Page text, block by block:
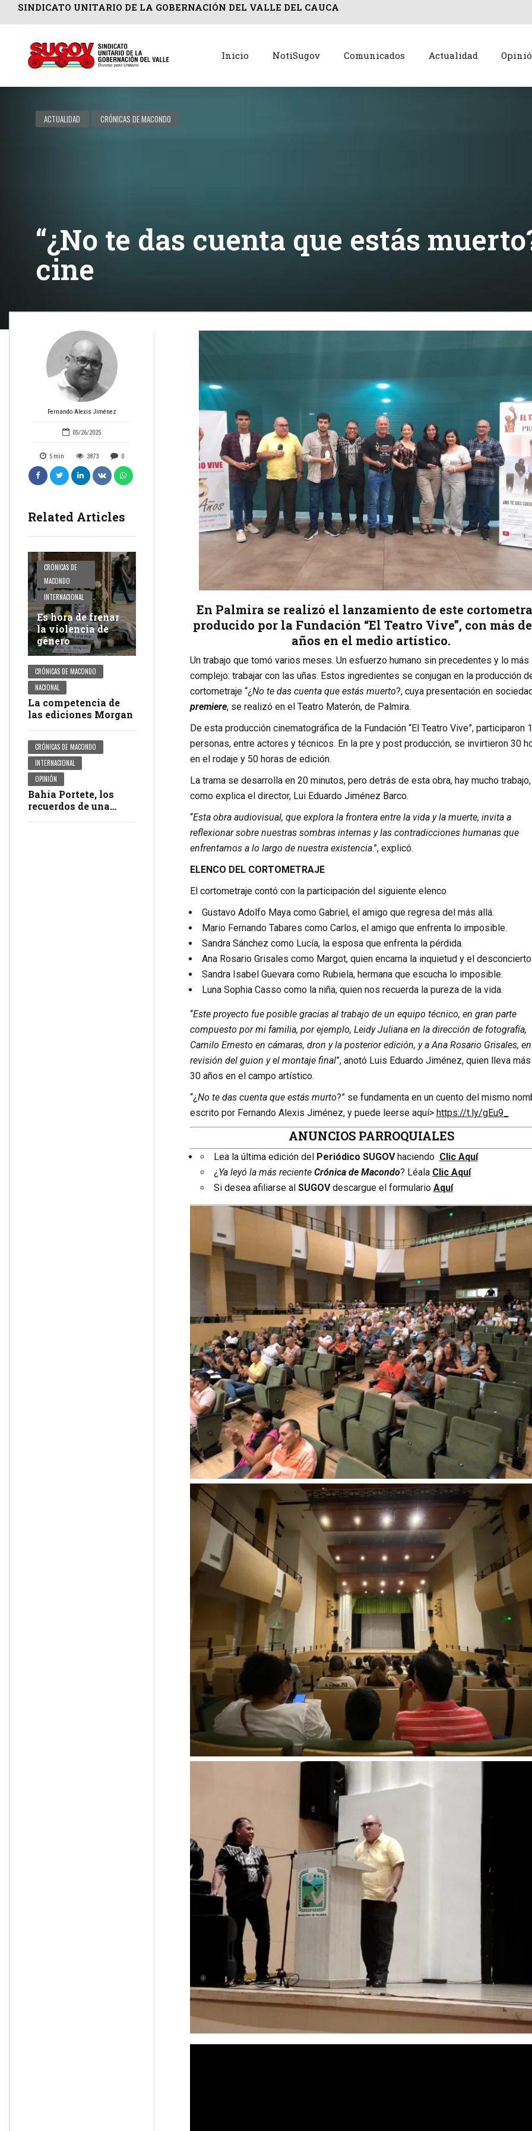
SINDICATO UNITARIO DE LA GOBERNACIÓN DEL VALLE DEL CAUCA
Inicio NotiSugov Comunicados Actualidad
ACTUALIDAD CRÓNICAS DE MACONDO
“¿No te das cuenta que estás
cine
Fernando Alexis Jiménez
05/26/2025
5 min 3873 0
Related Articles
CRÓNICAS DE
MACONDO
INTERNACIONAL
Es hora de frenar
la violencia de
género
CRÓNICAS DE MACONDO
NACIONAL
La competencia de
las ediciones Morgan
CRÓNICAS DE MACONDO
INTERNACIONAL
OPINIÓN
Bahía Portete, los
recuerdos de una
En Palmira se realizó el lanzamiento de este
producido por la Fundación “El Teatro Vive”, con más
años en el medio artístico.
Un trabajo que tomó varios meses. Un esfuerzo humano sin precedentes y lo más
complejo: trabajar con las uñas. Estos ingredientes se conjugan en la producción
cortometraje “¿No te das cuenta que estás muerto?, cuya presentación en
premiere, se realizó en el Teatro Materón, de Palmira.
De esta producción cinematográfica de la Fundación “El Teatro Vive”, participaron
personas, entre actores y técnicos. En la pre y post producción, se invirtieron 30
en el rodaje y 50 horas de edición.
La trama se desarrolla en 20 minutos, pero detrás de esta obra, hay mucho trabajo,
como explica el director, Lui Eduardo Jiménez Barco.
“Esta obra audiovisual, que explora la frontera entre la vida y la muerte, invita a
reflexionar sobre nuestras sombras internas y las contradicciones humanas que
enfrentamos a lo largo de nuestra existencia.”, explicó.
ELENCO DEL CORTOMETRAJE
El cortometraje contó con la participación del siguiente elenco
Gustavo Adolfo Maya como Gabriel, el amigo que regresa del más allá.
Mario Fernando Tabares como Carlos, el amigo que enfrenta lo imposible.
Sandra Sánchez como Lucía, la esposa que enfrenta la pérdida.
Ana Rosario Grisales como Margot, quien encarna la inquietud y el
Sandra Isabel Guevara como Rubiela, hermana que escucha lo imposible.
Luna Sophia Casso como la niña, quien nos recuerda la pureza de la vida.
“Este proyecto fue posible gracias al trabajo de un equipo técnico, en gran parte
compuesto por mi familia, por ejemplo, Leidy Juliana en la dirección de fotografía,
Camilo Ernesto en cámaras, dron y la posterior edición, y a Ana Rosario Grisales,
revisión del guion y el montaje final”, anotó Luis Eduardo Jiménez, quien lleva
30 años en el campo artístico.
“¿No te das cuenta que estás murto?” se fundamenta en un cuento del mismo
escrito por Fernando Alexis Jiménez, y puede leerse aquí> https://t.ly/gEu9_
ANUNCIOS PARROQUIALES
Lea la última edición del Periódico SUGOV haciendo Clic Aquí
¿ Ya leyó la más reciente Crónica de Macondo? Léala Clic Aquí
Si desea afiliarse al SUGOVdescargue el formulario Aquí